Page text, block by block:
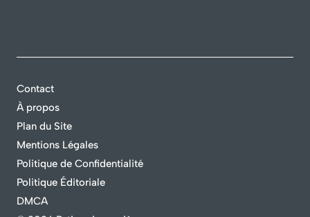
Contact
À propos
Plan du Site
Mentions Légales
Politique de Confidentialité
Politique Éditoriale
DMCA